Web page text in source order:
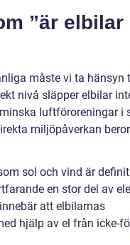
”är elbilar
måste vi ta hänsyn
nivå släpper elbilar
luftföroreningar i
miljöpåverkan
sol och vind är
en stor del av
att elbilarnas
hjälp av el från icke-